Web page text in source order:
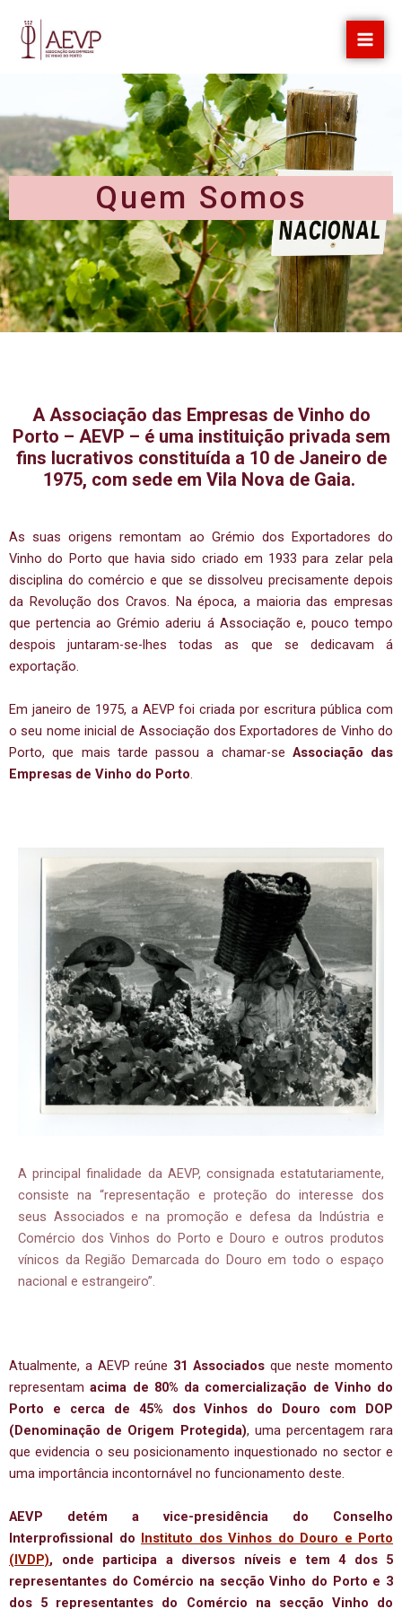
content
Quem Somos
A Associação das Empresas de Vinho do
Porto – AEVP – é uma instituição privada sem
fins lucrativos constituída a 10 de Janeiro de
1975, com sede em Vila Nova de Gaia.
As suas origens remontam ao Grémio dos Exportadores do
Vinho do Porto que havia sido criado em 1933 para zelar pela
disciplina do comércio e que se dissolveu precisamente depois
da Revolução dos Cravos. Na época, a maioria das empresas
que pertencia ao Grémio aderiu á Associação e, pouco tempo
despois juntaram-se-lhes todas as que se dedicavam á
exportação.
Em janeiro de 1975, a AEVP foi criada por escritura pública com
o seu nome inicial de Associação dos Exportadores de Vinho do
Porto, que mais tarde passou a chamar-se Associação das
Empresas de Vinho do Porto.
A principal finalidade da AEVP, consignada estatutariamente,
consiste na “representação e proteção do interesse dos
seus Associados e na promoção e defesa da Indústria e
Comércio dos Vinhos do Porto e Douro e outros produtos
vínicos da Região Demarcada do Douro em todo o espaço
nacional e estrangeiro”.
Atualmente, a AEVP reúne 31 Associados que neste momento
representam acima de 80% da comercialização de Vinho do
Porto e cerca de 45% dos Vinhos do Douro com DOP
(Denominação de Origem Protegida), uma percentagem rara
que evidencia o seu posicionamento inquestionado no sector e
uma importância incontornável no funcionamento deste.
AEVP detém a vice-presidência do Conselho
Interprofissional do Instituto dos Vinhos do Douro e Porto
(IVDP), onde participa a diversos níveis e tem 4 dos 5
representantes do Comércio na secção Vinho do Porto e 3
dos 5 representantes do Comércio na secção Vinho do